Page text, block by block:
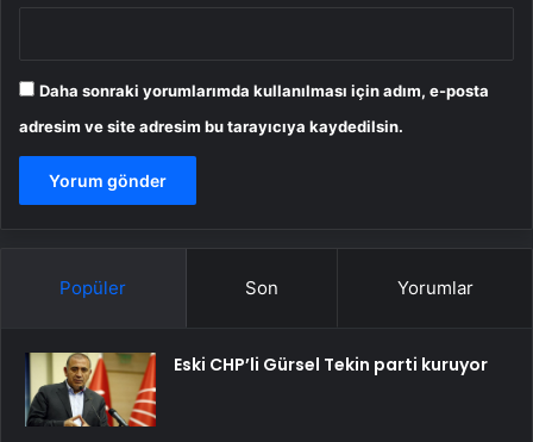
Daha sonraki yorumlarımda kullanılması için adım, e-posta
adresim ve site adresim bu tarayıcıya kaydedilsin.
Popüler Son Yorumlar
Eski CHP’li Gürsel Tekin parti kuruyor